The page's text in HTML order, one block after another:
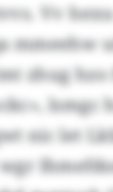
Vv
mmeehw
zhug
lsmgc
nic let